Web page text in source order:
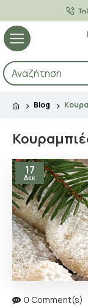
Blog
17
Δεκ
0 Comment(s)